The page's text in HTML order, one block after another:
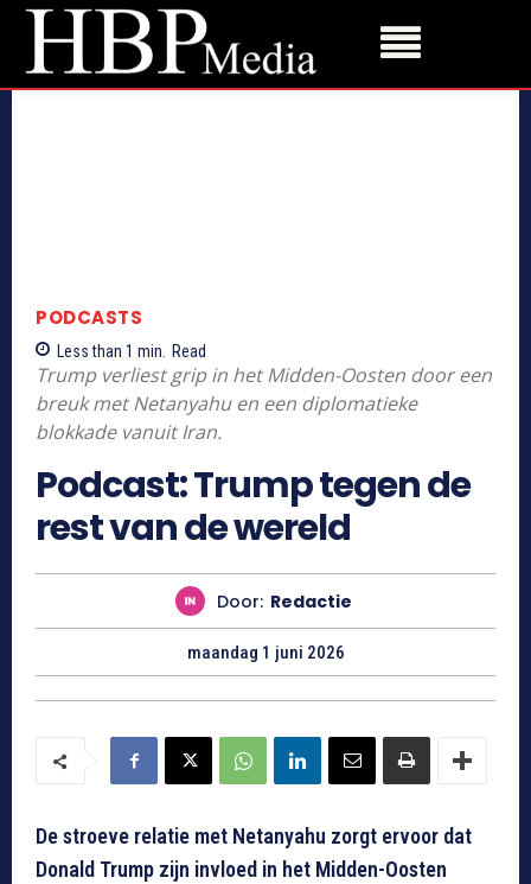
PODCASTS
Less than 1 min. Read
Trump verliest grip in het Midden-Oosten door een
breuk met Netanyahu en een diplomatieke
blokkade vanuit Iran.
Podcast: Trump tegen de
rest van de wereld
Door: Redactie
maandag 1 juni 2026
De stroeve relatie met Netanyahu zorgt ervoor dat
Donald Trump zijn invloed in het Midden-Oosten